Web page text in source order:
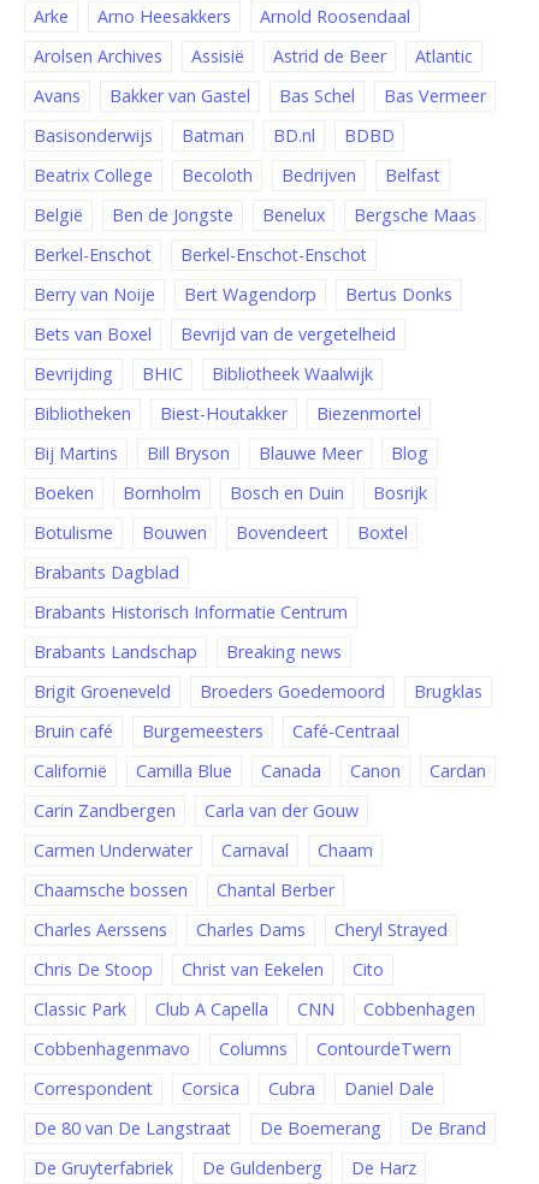
Arke
Arno Heesakkers
Arnold Roosendaal
Arolsen Archives
Assisië Astrid de Beer
Atlantic
Avans
Bakker van Gastel Bas Schel
Bas Vermeer
Basisonderwijs
Batman BD.nl
BDBD
Beatrix College
Becoloth Bedrijven
Belfast
België
Ben de Jongste Benelux
Bergsche Maas
Berkel-Enschot
Berkel-Enschot-Enschot
Berry van Noije
Bert Wagendorp
Bertus Donks
Bets van Boxel
Bevrijd van de vergetelheid
Bevrijding
BHIC
Bibliotheek Waalwijk
Bibliotheken
Biest-Houtakker
Biezenmortel
Bij Martins
Bill Bryson Blauwe Meer
Blog
Boeken
Bornholm Bosch en Duin
Bosrijk
Botulisme
Bouwen Bovendeert
Boxtel
Brabants Dagblad
Brabants Historisch Informatie Centrum
Brabants Landschap
Breaking news
Brigit Groeneveld
Broeders Goedemoord
Brugklas
Bruin café
Burgemeesters
Café-Centraal
Californië
Camilla Blue Canada Canon
Cardan
Carin Zandbergen
Carla van der Gouw
Carmen Underwater
Carnaval
Chaam
Chaamsche bossen
Chantal Berber
Charles Aerssens
Charles Dams
Cheryl Strayed
Chris De Stoop
Christ van Eekelen
Cito
Classic Park
Club A Capella CNN
Cobbenhagen
Cobbenhagenmavo
Columns
ContourdeTwern
Correspondent
Corsica Cubra
Daniel Dale
De 80 van De Langstraat
De Boemerang
De Brand
De Gruyterfabriek
De Guldenberg
De Harz